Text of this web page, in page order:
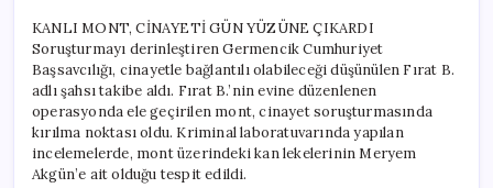
KANLI MONT, CİNAYETİ GÜN YÜZÜNE ÇIKARDI
Soruşturmayı derinleştiren Germencik Cumhuriyet
Başsavcılığı, cinayetle bağlantılı olabileceği düşünülen Fırat B.
adlı şahsı takibe aldı. Fırat B.’nin evine düzenlenen
operasyonda ele geçirilen mont, cinayet soruşturmasında
kırılma noktası oldu. Kriminal laboratuvarında yapılan
incelemelerde, mont üzerindeki kan lekelerinin Meryem
Akgün’e ait olduğu tespit edildi.